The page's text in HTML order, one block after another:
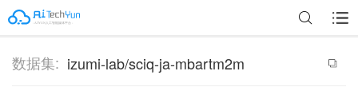
数据集: izumi-lab/sciq-ja-mbartm2m